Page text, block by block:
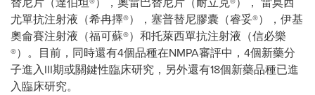
尤單抗注射液（希冉擇®），塞普替尼膠囊（睿妥®），伊基
奧侖賽注射液（福可蘇®）和托萊西單抗注射液（信必樂
®）。目前，同時還有4個品種在NMPA審評中，4個新藥分
子進入III期或關鍵性臨床研究，另外還有18個新藥品種已進
入臨床研究。